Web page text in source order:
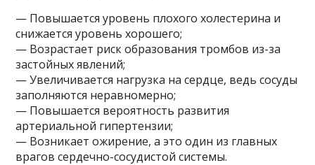
— Повышается уровень плохого холестерина и
снижается уровень хорошего;
— Возрастает риск образования тромбов из-за
застойных явлений;
— Увеличивается нагрузка на сердце, ведь сосуды
заполняются неравномерно;
— Повышается вероятность развития
артериальной гипертензии;
— Возникает ожирение, а это один из главных
врагов сердечно-сосудистой системы.